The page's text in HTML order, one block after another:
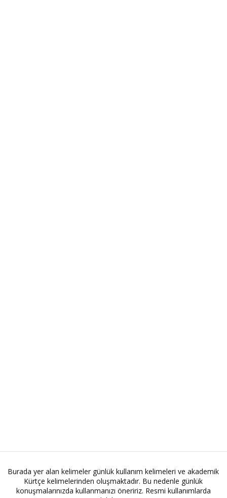
Burada yer alan kelimeler günlük kullanım kelimeleri ve akademik
Kürtçe kelimelerinden oluşmaktadır. Bu nedenle günlük
konuşmalarınızda kullanmanızı öneririz. Resmi kullanımlarda